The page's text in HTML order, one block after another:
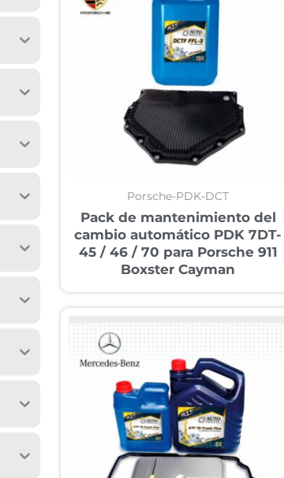
Porsche-PDK-DCT
Pack de mantenimiento del
cambio automático PDK 7DT-
45 / 46 / 70 para Porsche 911
Boxster Cayman